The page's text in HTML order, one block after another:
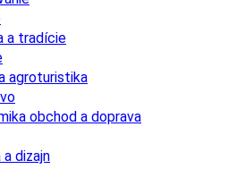
a tradície
agroturistika
obchod a doprava
dizajn